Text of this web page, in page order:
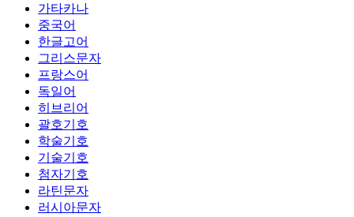
가타카나
중국어
한글고어
그리스문자
프랑스어
독일어
히브리어
괄호기호
학술기호
기술기호
첨자기호
라틴문자
러시아문자